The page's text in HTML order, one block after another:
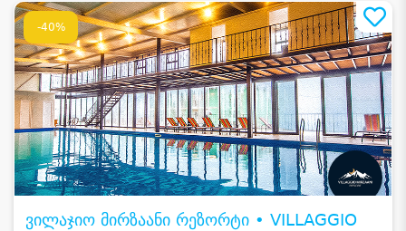
-40%
ვილაჯიო მირზაანი რეზორტი • VILLAGGIO